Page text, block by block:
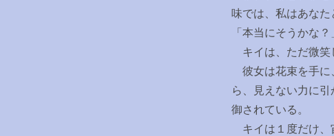
味では、私はあなた
「本当にそうかな？
キイは、ただ微笑
彼女は花束を手に
ら、見えない力に
御されている。
キイは１度だけ、